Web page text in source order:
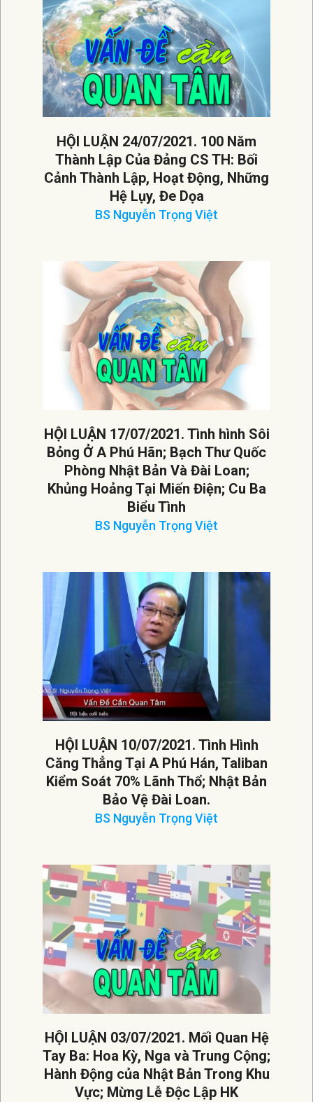
HỘI LUẬN 24/07/2021. 100 Năm
Thành Lập Của Đảng CS TH: Bối
Cảnh Thành Lập, Hoạt Động, Những
Hệ Lụy, Đe Dọa
BS Nguyễn Trọng Việt
HỘI LUẬN 17/07/2021. Tình hình Sôi
Bỏng Ở A Phú Hãn; Bạch Thư Quốc
Phòng Nhật Bản Và Đài Loan;
Khủng Hoảng Tại Miến Điện; Cu Ba
Biểu Tình
BS Nguyễn Trọng Việt
HỘI LUẬN 10/07/2021. Tình Hình
Căng Thẳng Tại A Phú Hán, Taliban
Kiểm Soát 70% Lãnh Thổ; Nhật Bản
Bảo Vệ Đài Loan.
BS Nguyễn Trọng Việt
12
HỘI LUẬN 03/07/2021. Mối Quan Hệ
Tay Ba: Hoa Kỳ, Nga và Trung Cộng;
Hành Động của Nhật Bản Trong Khu
Vực; Mừng Lễ Độc Lập HK